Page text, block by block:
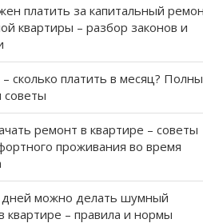
платить за капитальный
квартиры – разбор законов и
сколько платить в месяц?
советы
ремонт в квартире – советы
проживания во время
дней можно делать шумный
квартире – правила и нормы